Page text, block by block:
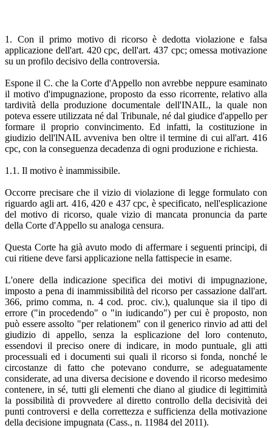
1. Con il primo motivo di ricorso è dedotta violazione e falsa
applicazione dell'art. 420 cpc, dell'art. 437 cpc; omessa motivazione
su un profilo decisivo della controversia.
Espone il C. che la Corte d'Appello non avrebbe neppure esaminato
il motivo d'impugnazione, proposto da esso ricorrente, relativo alla
tardività della produzione documentale dell'INAIL, la quale non
poteva essere utilizzata né dal Tribunale, né dal giudice d'appello per
formare il proprio convincimento. Ed infatti, la costituzione in
giudizio dell'lNAIL avveniva ben oltre il termine di cui all'art. 416
cpc, con la conseguenza decadenza di ogni produzione e richiesta.
1.1. Il motivo è inammissibile.
Occorre precisare che il vizio di violazione di legge formulato con
riguardo agli art. 416, 420 e 437 cpc, è specificato, nell'esplicazione
del motivo di ricorso, quale vizio di mancata pronuncia da parte
della Corte d'Appello su analoga censura.
Questa Corte ha già avuto modo di affermare i seguenti principi, di
cui ritiene deve farsi applicazione nella fattispecie in esame.
L'onere della indicazione specifica dei motivi di impugnazione,
imposto a pena di inammissibilità del ricorso per cassazione dall'art.
366, primo comma, n. 4 cod. proc. civ.), qualunque sia il tipo di
errore ("in procedendo" o "in iudicando") per cui è proposto, non
può essere assolto "per relationem" con il generico rinvio ad atti del
giudizio di appello, senza la esplicazione del loro contenuto,
essendovi il preciso onere di indicare, in modo puntuale, gli atti
processuali ed i documenti sui quali il ricorso si fonda, nonché le
circostanze di fatto che potevano condurre, se adeguatamente
considerate, ad una diversa decisione e dovendo il ricorso medesimo
contenere, in sé, tutti gli elementi che diano al giudice di legittimità
la possibilità di provvedere al diretto controllo della decisività dei
punti controversi e della correttezza e sufficienza della motivazione
della decisione impugnata (Cass., n. 11984 del 2011).